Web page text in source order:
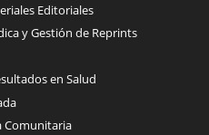
Editoriales
y Gestión de Reprints
en Salud
Comunitaria